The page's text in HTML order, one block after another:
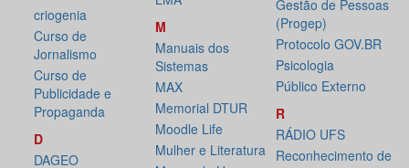
criogenia
Curso de
Jornalismo
Curso de
Publicidade e
Propaganda
D
DAGEO
M
Manuais dos
Sistemas
MAX
Memorial DTUR
Moodle Life
Mulher e Literatura
Gestão de Pessoas
(Progep)
Protocolo GOV.BR
Psicologia
Público Externo
R
RÁDIO UFS
Reconhecimento de